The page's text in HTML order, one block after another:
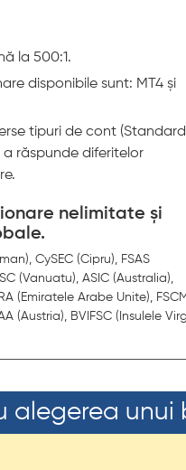
la 500:1.
disponibile sunt: MT4 și
tipuri de cont
a răspunde diferitelor
nelimitate și
CySEC (Cipru), FSAS
(Vanuatu), ASIC (Australia),
(Emiratele Arabe Unite), FSCM
(Austria), BVIFSC (Insulele
alegerea unui